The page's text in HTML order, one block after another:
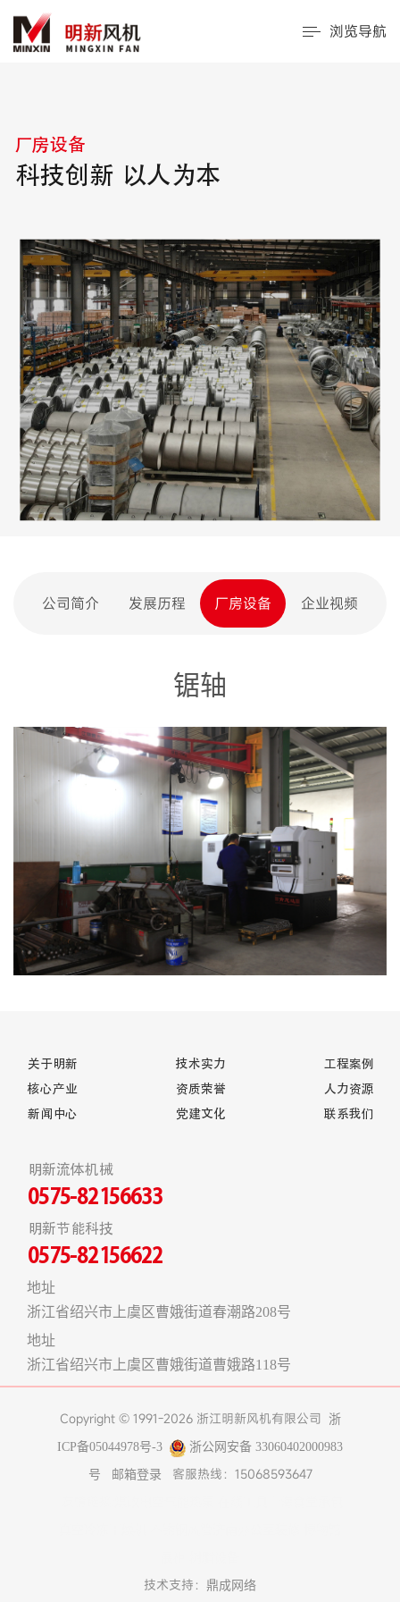
浏览导航
厂房设备
科技创新 以人为本
公司简介 发展历程 厂房设备 企业视频
锯轴
关于明新
核心产业
新闻中心
技术实力
资质荣誉
党建文化
工程案例
人力资源
联系我们
明新流体机械
0575-82156633
明新节能科技
0575-82156622
地址
浙江省绍兴市上虞区曹娥街道春潮路208号
地址
浙江省绍兴市上虞区曹娥街道曹娥路118号
Copyright © 1991-2026 浙江明新风机有限公司 浙
ICP备05044978号-3 浙公网安备 33060402000983
号 邮箱登录
客服热线：15068593647
技术支持： 鼎成网络